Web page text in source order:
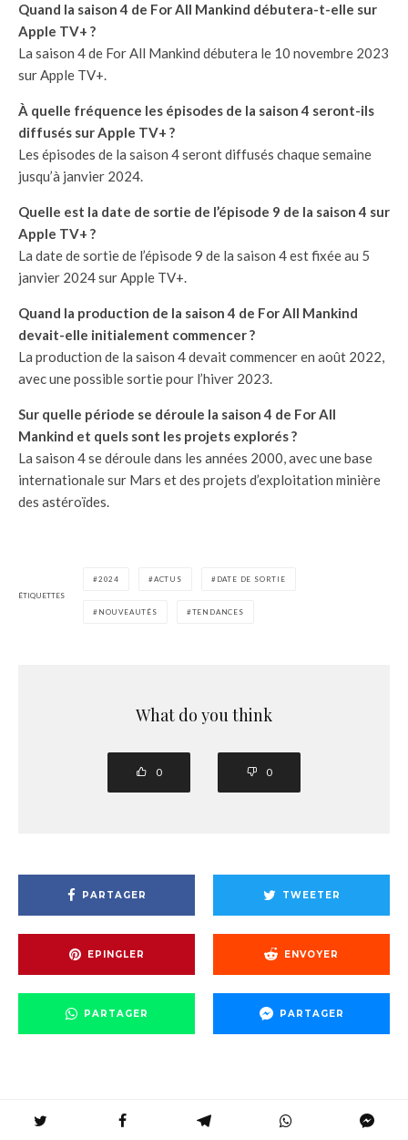
Quand la saison 4 de For All Mankind débutera-t-elle sur
Apple TV+ ?
La saison 4 de For All Mankind débutera le 10 novembre 2023
sur Apple TV+.
À quelle fréquence les épisodes de la saison 4 seront-ils
diffusés sur Apple TV+ ?
Les épisodes de la saison 4 seront diffusés chaque semaine
jusqu’à janvier 2024.
Quelle est la date de sortie de l’épisode 9 de la saison 4 sur
Apple TV+ ?
La date de sortie de l’épisode 9 de la saison 4 est fixée au 5
janvier 2024 sur Apple TV+.
Quand la production de la saison 4 de For All Mankind
devait-elle initialement commencer ?
La production de la saison 4 devait commencer en août 2022,
avec une possible sortie pour l’hiver 2023.
Sur quelle période se déroule la saison 4 de For All
Mankind et quels sont les projets explorés ?
La saison 4 se déroule dans les années 2000, avec une base
internationale sur Mars et des projets d’exploitation minière
des astéroïdes.
ÉTIQUETTES
2024 ACTUS DATE DE SORTIE
NOUVEAUTÉS TENDANCES
What do you think
0 0
PARTAGER TWEETER
EPINGLER ENVOYER
PARTAGER PARTAGER